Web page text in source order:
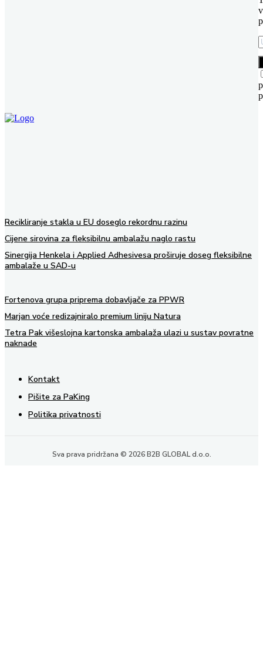
Recikliranje stakla u EU doseglo rekordnu razinu
Cijene sirovina za fleksibilnu ambalažu naglo rastu
Sinergija Henkela i Applied Adhesivesa proširuje doseg fleksibilne
ambalaže u SAD-u
Fortenova grupa priprema dobavljače za PPWR
Marjan voće redizajniralo premium liniju Natura
Tetra Pak višeslojna kartonska ambalaža ulazi u sustav povratne
naknade
Kontakt
Pišite za PaKing
Politika privatnosti
Sva prava pridržana © 2026 B2B GLOBAL d.o.o.